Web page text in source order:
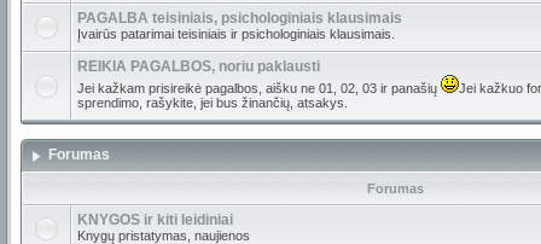
PAGALBA teisiniais, psichologiniais klausimais
Įvairūs patarimai teisiniais ir psichologiniais klausimais.
REIKIA PAGALBOS, noriu paklausti
Jei kažkam prisireikė pagalbos, aišku ne 01, 02, 03 ir panašių
Jei kažkuo
sprendimo, rašykite, jei bus žinančių, atsakys.
Forumas
Forumas
KNYGOS ir kiti leidiniai
Knygų pristatymas, naujienos